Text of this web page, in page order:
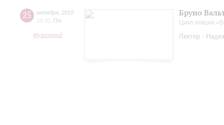
25 октября 2019
18:30 Пт
Музиторий
Бруно
Цикл лекции
Лектор -